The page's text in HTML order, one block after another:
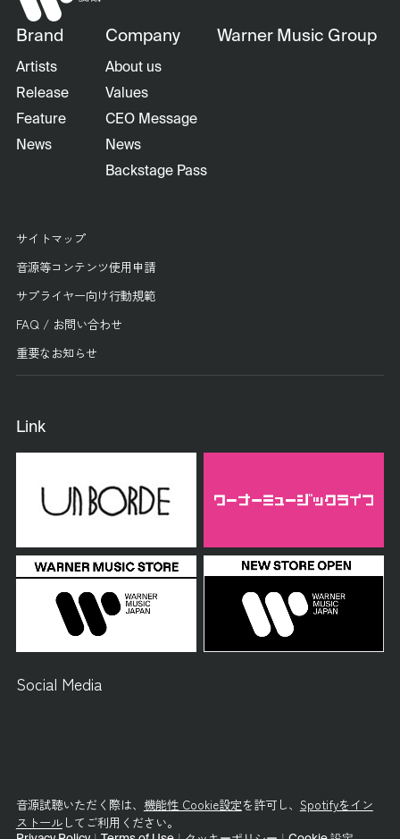
Brand
Artists
Release
Feature
News
Company
About us
Values
CEO Message
News
Backstage Pass
Warner Music Group
サイトマップ
音源等コンテンツ使用申請
サプライヤー向け行動規範
FAQ / お問い合わせ
重要なお知らせ
Link
Social Media
音源試聴いただく際は、 機能性 Cookie設定を許可し、 Spotifyをイン
ストールしてご利用ください。